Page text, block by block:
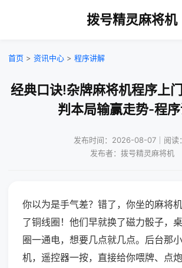
拨号精灵麻将机
首页 > 资讯中心 > 程序讲解
经典口诀!杂牌麻将机程序上
判本局输赢走势-程
发布时间：2026-08-07｜阅读
发布者：拨号精灵麻将机
你以为是手气差？错了，你坐的麻将
了铜线圈！他们早就换了磁力骰子，
圈一通电，想要几点就几点。后台那
机，遥控器一按，直接给你喂牌、点炮